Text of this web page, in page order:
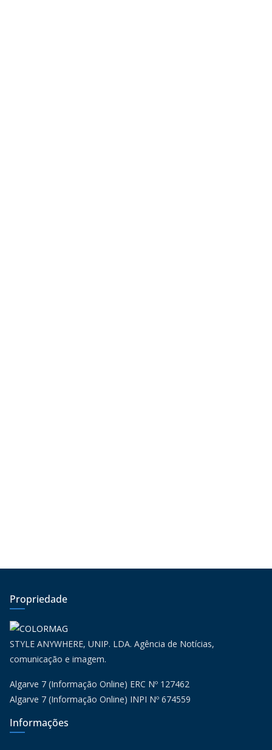
Propriedade
STYLE ANYWHERE, UNIP. LDA. Agência de Notícias,
comunicação e imagem.
Algarve 7 (Informação Online) ERC Nº 127462
Algarve 7 (Informação Online) INPI Nº 674559
Informações